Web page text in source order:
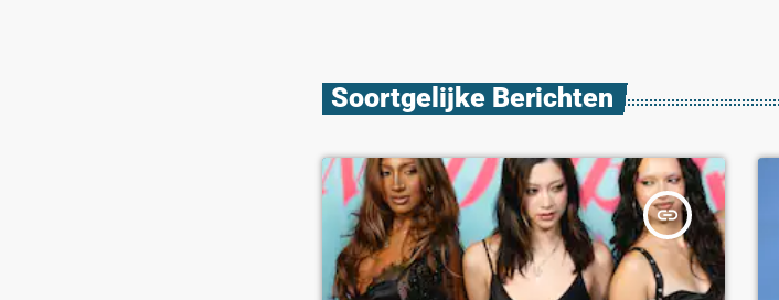
Soortgelijke Berichten
insert_link